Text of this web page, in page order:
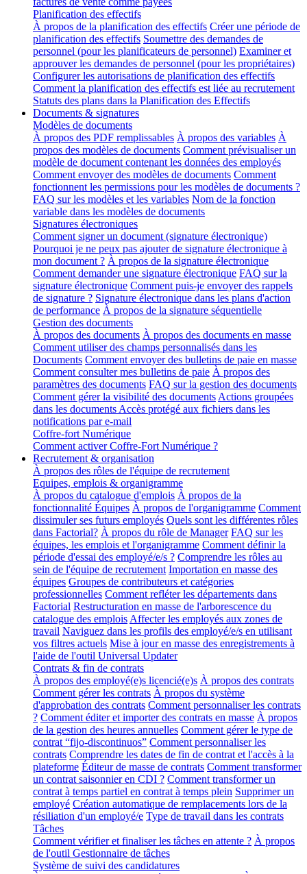
Planification des effectifs
À propos de la planification des effectifs Créer une période de
planification des effectifs Soumettre des demandes de
personnel (pour les planificateurs de personnel) Examiner et
approuver les demandes de personnel (pour les propriétaires)
Configurer les autorisations de planification des effectifs
Comment la planification des effectifs est liée au recrutement
Statuts des plans dans la Planification des Effectifs
Documents & signatures
Modèles de documents
À propos des PDF remplissables À propos des variables À
propos des modèles de documents Comment prévisualiser un
modèle de document contenant les données des employés
Comment envoyer des modèles de documents Comment
fonctionnent les permissions pour les modèles de documents ?
FAQ sur les modèles et les variables Nom de la fonction
variable dans les modèles de documents
Signatures électroniques
Comment signer un document (signature électronique)
Pourquoi je ne peux pas ajouter de signature électronique à
mon document ? À propos de la signature électronique
Comment demander une signature électronique FAQ sur la
signature électronique Comment puis-je envoyer des rappels
de signature ? Signature électronique dans les plans d'action
de performance À propos de la signature séquentielle
Gestion des documents
À propos des documents À propos des documents en masse
Comment utiliser des champs personnalisés dans les
Documents Comment envoyer des bulletins de paie en masse
Comment consulter mes bulletins de paie À propos des
paramètres des documents FAQ sur la gestion des documents
Comment gérer la visibilité des documents Actions groupées
dans les documents Accès protégé aux fichiers dans les
notifications par e-mail
Coffre-fort Numérique
Comment activer Coffre-Fort Numérique ?
Recrutement & organisation
À propos des rôles de l'équipe de recrutement
Equipes, emplois & organigramme
À propos du catalogue d'emplois À propos de la
fonctionnalité Équipes À propos de l'organigramme Comment
dissimuler ses futurs employés Quels sont les différentes rôles
dans Factorial? À propos du rôle de Manager FAQ sur les
équipes, les emplois et l'organigramme Comment définir la
période d'essai des employé/e/s ? Comprendre les rôles au
sein de l'équipe de recrutement Importation en masse des
équipes Groupes de contributeurs et catégories
professionnelles Comment refléter les départements dans
Factorial Restructuration en masse de l'arborescence du
catalogue des emplois Affecter les employés aux zones de
travail Naviguez dans les profils des employé/e/s en utilisant
vos filtres actuels Mise à jour en masse des enregistrements à
l'aide de l'outil Universal Updater
Contrats & fin de contrats
À propos des employé(e)s licencié(e)s À propos des contrats
Comment gérer les contrats À propos du système
d'approbation des contrats Comment personnaliser les contrats
? Comment éditer et importer des contrats en masse À propos
de la gestion des heures annuelles Comment gérer le type de
contrat “fijo-discontinuos” Comment personnaliser les
contrats Comprendre les dates de fin de contrat et l'accès à la
plateforme Éditeur de masse de contrats Comment transformer
un contrat saisonnier en CDI ? Comment transformer un
contrat à temps partiel en contrat à temps plein Supprimer un
employé Création automatique de remplacements lors de la
résiliation d'un employé/e Type de travail dans les contrats
Tâches
Comment vérifier et finaliser les tâches en attente ? À propos
de l'outil Gestionnaire de tâches
Système de suivi des candidatures